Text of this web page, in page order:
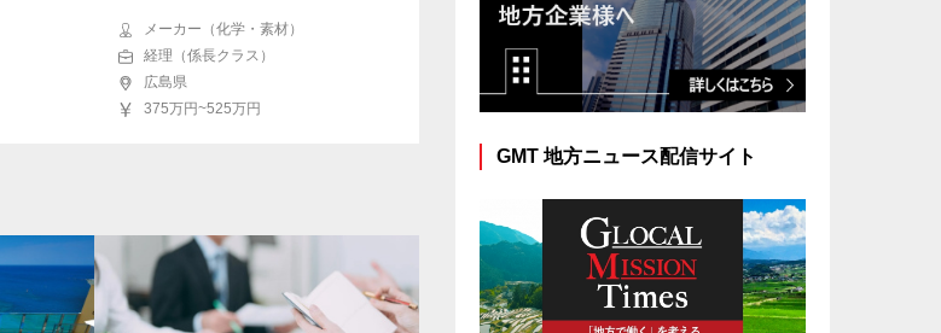
メーカー（化学・素材）
経理（係長クラス）
広島県
375万円~525万円
GMT 地方ニュース配信サイト